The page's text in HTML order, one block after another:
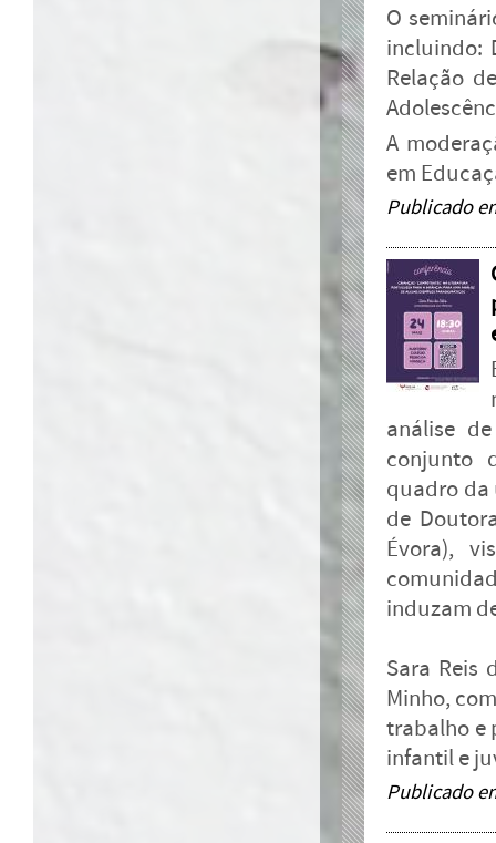
O
incluindo:
Relação
A
em
Publicado
análise
conjunto
quadro da
de
Évora),
induzam
Sara Reis
Minho,
trabalho e
infantil e
Publicado